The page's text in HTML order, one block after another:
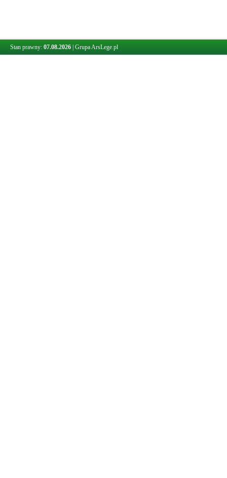
Stan prawny: 07.08.2026 Grupa ArsLege.pl